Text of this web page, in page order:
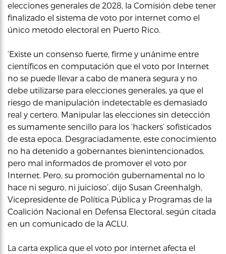
elecciones generales de 2028, la Comisión debe tener
finalizado el sistema de voto por internet como el
único metodo electoral en Puerto Rico.
‘Existe un consenso fuerte, firme y unánime entre
científicos en computación que el voto por Internet
no se puede llevar a cabo de manera segura y no
debe utilizarse para elecciones generales, ya que el
riesgo de manipulación indetectable es demasiado
real y certero. Manipular las elecciones sin detección
es sumamente sencillo para los ‘hackers’ sofisticados
de esta epoca. Desgraciadamente, este conocimiento
no ha detenido a gobernantes bienintencionados,
pero mal informados de promover el voto por
Internet. Pero, su promoción gubernamental no lo
hace ni seguro, ni juicioso’, dijo Susan Greenhalgh,
Vicepresidente de Política Pública y Programas de la
Coalición Nacional en Defensa Electoral, según citada
en un comunicado de la ACLU.
La carta explica que el voto por internet afecta el